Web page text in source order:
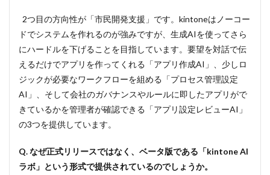
3
管理
から
トラ
対応
ま
で、
AI導
入が
らす
具体
的な
2つ目の方向性が「市民開発支援」です。kintoneはノーコー
ドでシステムを作れるのが強みですが、生成AIを使ってさら
にハードルを下げることを目指しています。要望を対話で伝
えるだけでアプリを作ってくれる「アプリ作成AI」、少しロ
ジックが必要なワークフローを組める「プロセス管理設定
AI」、そして会社のガバナンスやルールに即したアプリがで
きているかを管理者が確認できる「アプリ設定レビューAI」
の3つを提供しています。
Q. なぜ正式リリースではなく、ベータ版である「kintone AI
ラボ」という形式で提供されているのでしょうか。